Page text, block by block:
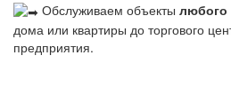
Обслуживаем объекты любого
дома или квартиры до торгового
предприятия.